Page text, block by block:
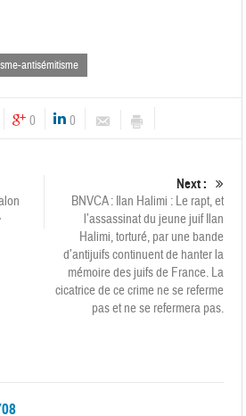
antisémitisme
0 0
Next :
BNVCA : Ilan Halimi : Le rapt, et
l’assassinat du jeune juif Ilan
Halimi, torturé, par une bande
d’antijuifs continuent de hanter la
mémoire des juifs de France. La
cicatrice de ce crime ne se referme
pas et ne se refermera pas.